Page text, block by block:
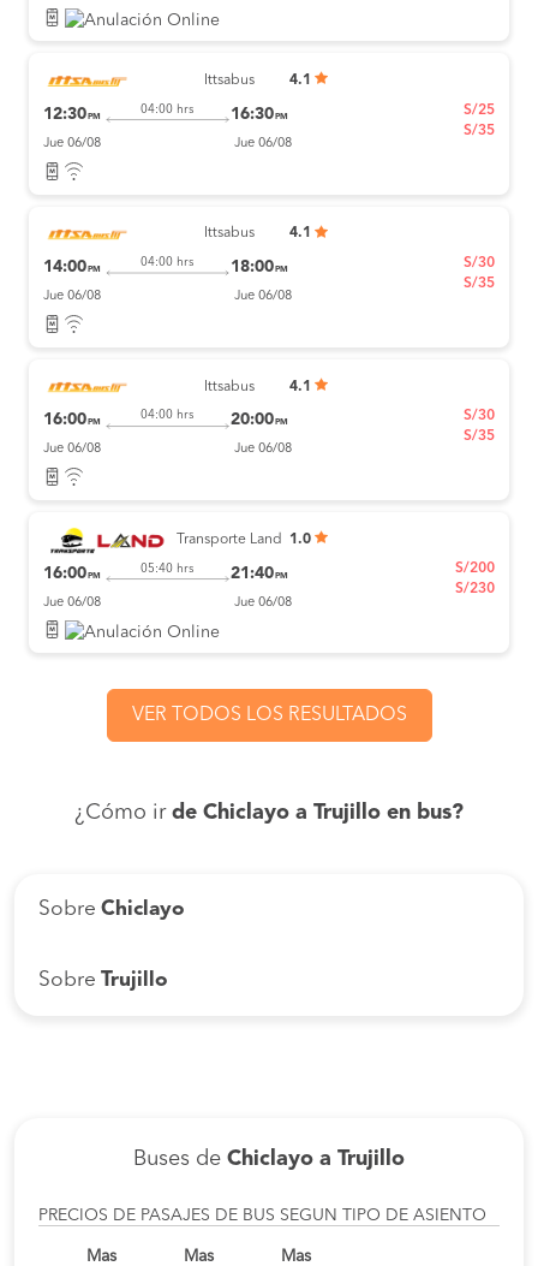
Ittsabus 4.1
12:30 PM
04:00 hrs 16:30 PM
Jue 06/08 Jue 06/08
S/25
S/35
Ittsabus 4.1
14:00 PM
04:00 hrs 18:00 PM
Jue 06/08 Jue 06/08
S/30
S/35
Ittsabus 4.1
16:00PM
04:00 hrs 20:00PM
Jue 06/08 Jue 06/08
S/30
S/35
Transporte Land 1.0
16:00 PM
05:40 hrs 21:40 PM
Jue 06/08 Jue 06/08
S/200
S/230
VER TODOS LOS RESULTADOS
¿Cómo ir de Chiclayo a Trujillo en bus?
Sobre Chiclayo
Sobre Trujillo
Buses de Chiclayo a Trujillo
PRECIOS DE PASAJES DE BUS SEGUN TIPO DE ASIENTO
Mas
Mas
Mas